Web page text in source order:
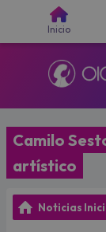
Inicio
Camilo
artístico
Noticias